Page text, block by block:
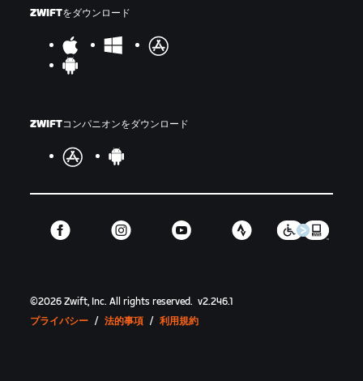
ZWIFTをダウンロード
ZWIFTコンパニオンをダウンロード
©2026 Zwift, Inc.All rights reserved. v2.246.1
プライバシー / 法的事項 / 利用規約